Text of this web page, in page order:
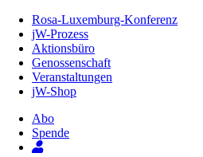
Inhalt
Seite
Rosa-Luxemburg-Konferenz
jW-Prozess
Aktionsbüro
Genossenschaft
Veranstaltungen
jW-Shop
Abo
Spende